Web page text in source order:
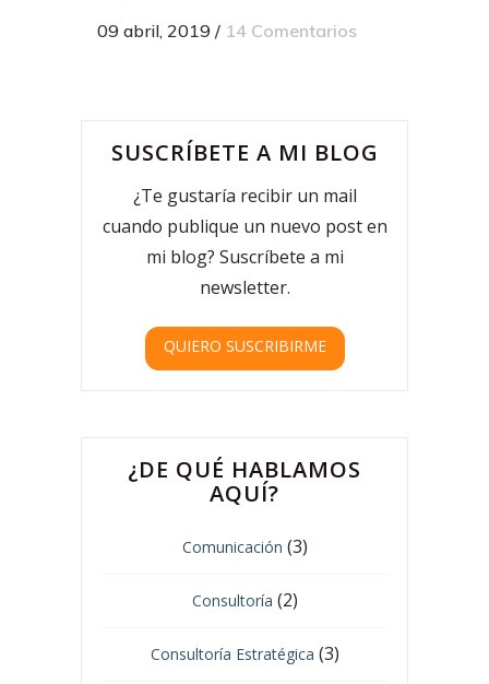
09 abril, 2019 / 14 Comentarios
SUSCRÍBETE A MI BLOG
¿Te gustaría recibir un mail
cuando publique un nuevo post en
mi blog? Suscríbete a mi
newsletter.
QUIERO SUSCRIBIRME
¿DE QUÉ HABLAMOS
AQUÍ?
Comunicación (3)
Consultoría (2)
Consultoría Estratégica (3)